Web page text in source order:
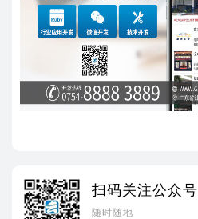
扫码关注公众号
随时随地